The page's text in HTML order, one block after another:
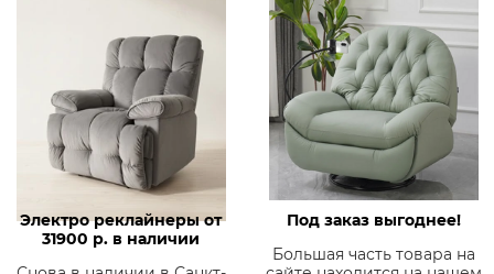
Электро реклайнеры от
31900 р. в наличии
Под заказ выгоднее!
Большая часть товара на